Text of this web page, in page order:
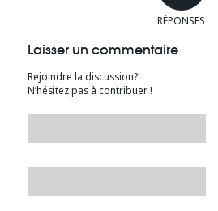
RÉPONSES
Laisser un commentaire
Rejoindre la discussion?
N’hésitez pas à contribuer !